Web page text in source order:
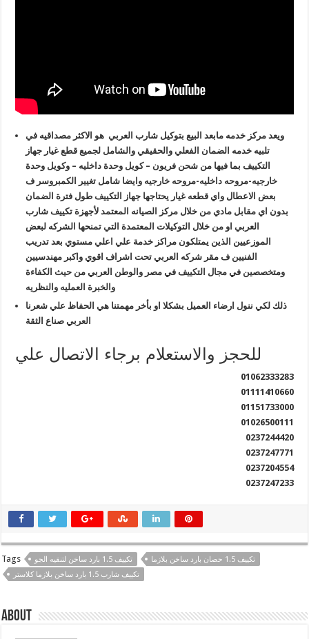
ويعد مركز خدمه مابعد البيع بتوكيل شارب العربي هو الاكثر مصداقيه في
تلبيه خدمه الضمان الفعلي والحقيقي والشامل لجميع قطع غيار جهاز
التكييف بما فيها من شحن فريون – كويل وحدة داخليه – وكويل وحدة
خارجيه-مروحه داخليه-مروحه خارجيه وايضا شامل تغيير الكمبروسر ف
بعض الاعطال واي قطعه غيار يحتاجها جهاز التكييف طول فترة الضمان
بدون اي مقابل مادي من خلال مركز الصيانه المعتمد لأجهزة تكييف شارب
العربي او من خلال التوكيلات المعتمدة التي تمنحها الشركه لبعض
الموزعيين الذين يمتلكون مراكز خدمة علي اعلي مستوي بعد تدريب
الفنيين ف مقر شركه العربي تحت اشراف اقوي واكبر مهندسيين
ومتخصصين في مجال التكييف في مصر والوطن العربي من حيث الكفاءة
والخبرة العمليه والنظريه
ذلك لكي ننول ارضاء العميل بشكلا او بأخر مهمتنا هي الحفاظ علي شعرنا
العربي صناع الثقة
للحجز والاستعلام برجاء الاتصال علي
01062333283
01111410660
01151733000
01026500111
0237244420
0237247771
0237204554
0237247233
Tags تكييف 1.5 بارد ساخن لتنقيه الجو
تكييف 1.5 حصان بارد ساخن بلازما
تكييف شارب 1.5 بارد ساخن بلازما كلاستر
About